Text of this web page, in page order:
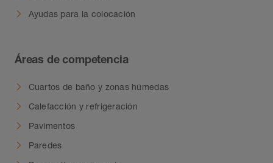
Ayudas para la colocación
Áreas de competencia
Cuartos de baño y zonas húmedas
Calefacción y refrigeración
Pavimentos
Paredes